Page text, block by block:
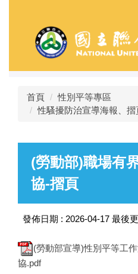
容
首頁
性別平等專區
性騷擾防治宣導海報、
(勞動部)職場有
協-摺頁
發佈日期 : 2026-04-17 最後
(勞動部宣導)性別平等工
協.pdf